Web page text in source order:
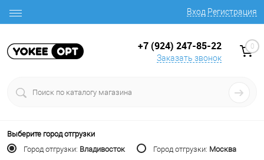
Вход Регистрация
+7 (924) 247-85-22
Заказать звонок
0
Выберите город отгрузки
Город отгрузки: Владивосток Город отгрузки: Москва